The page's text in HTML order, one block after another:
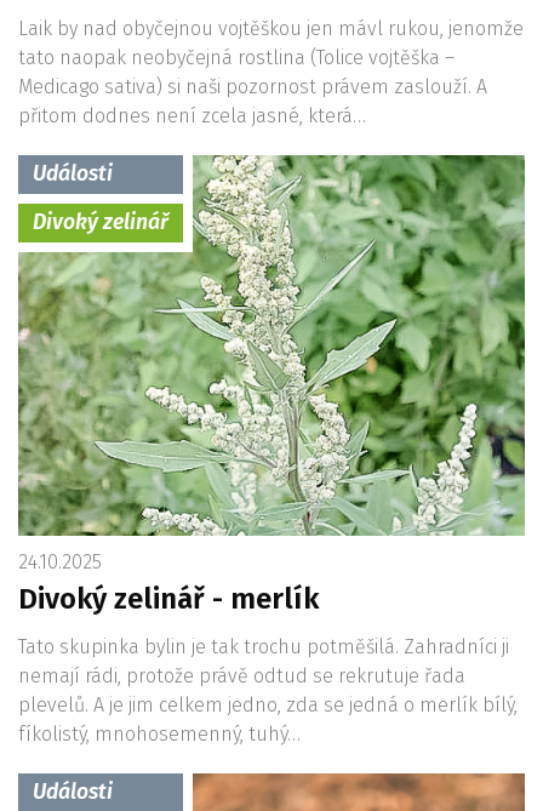
Laik by nad obyčejnou vojtěškou jen mávl rukou, jenomže
tato naopak neobyčejná rostlina (Tolice vojtěška –
Medicago sativa) si naši pozornost právem zaslouží. A
přitom dodnes není zcela jasné, která…
Události
Divoký zelinář
24.10.2025
Divoký zelinář - merlík
Tato skupinka bylin je tak trochu potměšilá. Zahradníci ji
nemají rádi, protože právě odtud se rekrutuje řada
plevelů. A je jim celkem jedno, zda se jedná o merlík bílý,
fíkolistý, mnohosemenný, tuhý…
Události